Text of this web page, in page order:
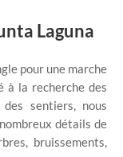
Laguna
pour une marche
à la recherche des
sentiers, nous
détails de
bruissements,